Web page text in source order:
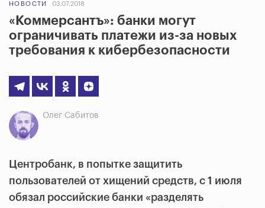
НОВОСТИ 03.07.2018
«Коммерсантъ»: банки могут
ограничивать платежи из-за новых
требования к кибербезопасности
Олег Сабитов
Центробанк, в попытке защитить
пользователей от хищений средств, с 1 июля
обязал российские банки «разделять